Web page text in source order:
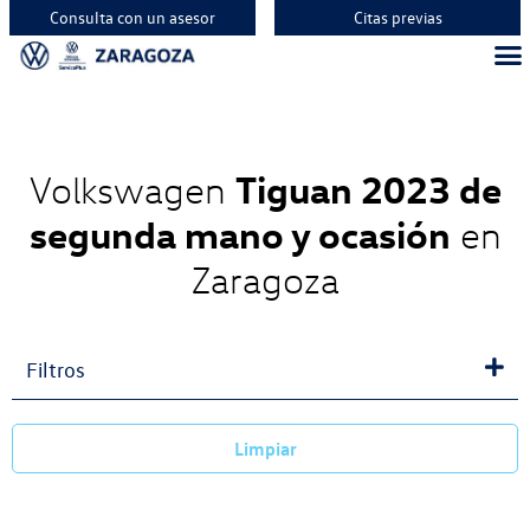
Consulta con un asesor Citas previas
Volkswagen Tiguan 2023 de
segunda mano y ocasión en
Zaragoza
Filtros
Limpiar